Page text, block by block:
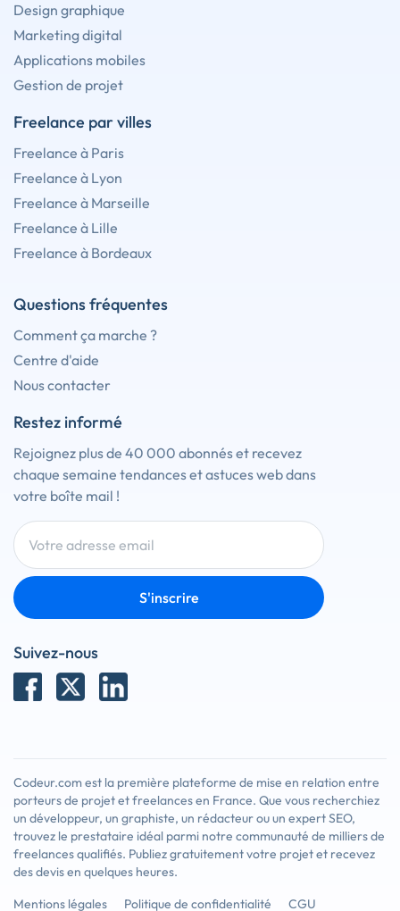
Design graphique
Marketing digital
Applications mobiles
Gestion de projet
Freelance par villes
Freelance à Paris
Freelance à Lyon
Freelance à Marseille
Freelance à Lille
Freelance à Bordeaux
Questions fréquentes
Comment ça marche ?
Centre d'aide
Nous contacter
Restez informé
Rejoignez plus de 40 000 abonnés et recevez
chaque semaine tendances et astuces web dans
votre boîte mail !
S'inscrire
Suivez-nous
Codeur.com est la première plateforme de mise en relation entre
porteurs de projet et freelances en France. Que vous recherchiez
un développeur, un graphiste, un rédacteur ou un expert SEO,
trouvez le prestataire idéal parmi notre communauté de milliers de
freelances qualifiés. Publiez gratuitement votre projet et recevez
des devis en quelques heures.
Mentions légales
Politique de confidentialité CGU